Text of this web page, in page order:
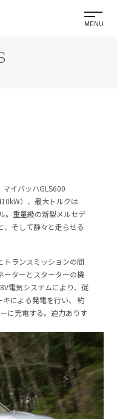
イバッハGLS600
）、最大トルクは
。重量級の新型メルセデ
、そして静々と走らせる
トランスミッションの間
ーターとスターターの機
電気システムにより、従
による発電を行い、 約
に充電する。迫力ありす